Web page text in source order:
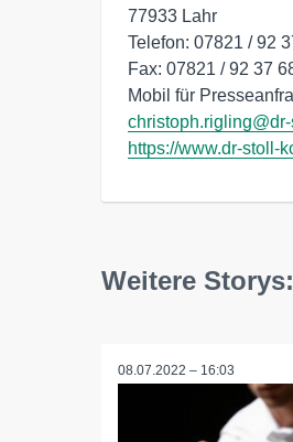
77933 Lahr
Telefon: 07821 / 92
Fax: 07821 / 92 37
https://www.dr-stoll-
Weitere
08.07.2022 – 16:03